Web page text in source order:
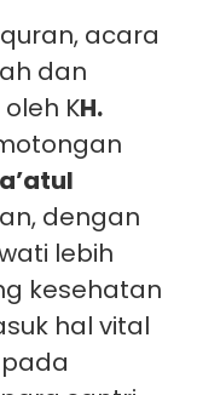
acara
dan
KH.
dengan
lebih
kesehatan
hal vital